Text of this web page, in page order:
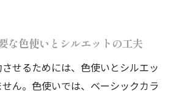
な色使いとシルエットの工夫
せるためには、色使いとシルエッ
ん。色使いでは、ベーシックカラ